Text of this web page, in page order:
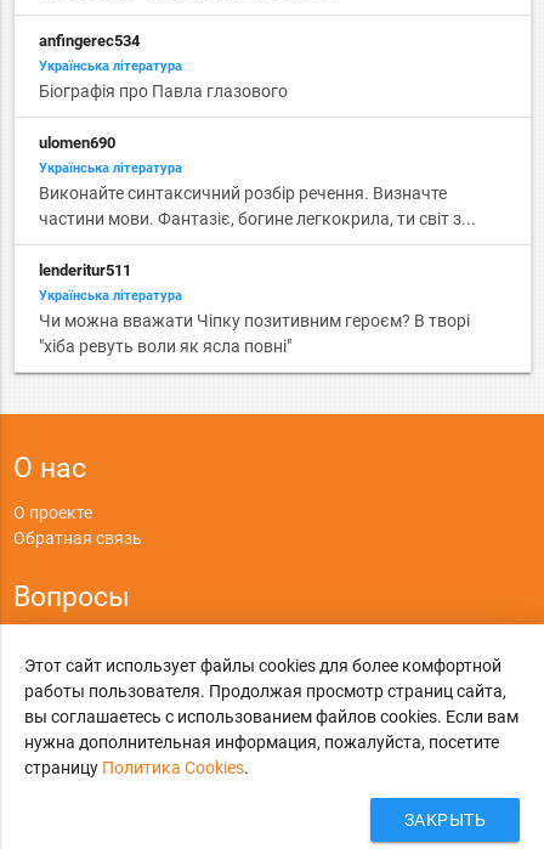
anfingerec534
Українська література
Біографія про Павла глазового
ulomen690
Українська література
Виконайте синтаксичний розбір речення. Визначте
частини мови. Фантазіє, богине легкокрила, ти світ з...
lenderitur511
Українська література
Чи можна вважати Чіпку позитивним героєм? В творі
"хіба ревуть воли як ясла повні"
О нас
О проекте
Обратная связь
Вопросы
Политика конфиденциальности
©Online-Otvet.ru, 2012-2026
Этот сайт использует cookiesПолитика Cookies
Этот сайт использует файлы cookies для более комфортной
работы пользователя. Продолжая просмотр страниц сайта,
вы соглашаетесь с использованием файлов cookies. Если вам
нужна дополнительная информация, пожалуйста, посетите
страницу Политика Cookies.
ЗАКРЫТЬ